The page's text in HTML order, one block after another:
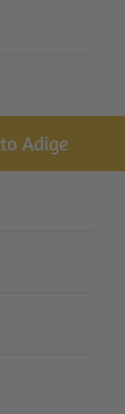
Adige